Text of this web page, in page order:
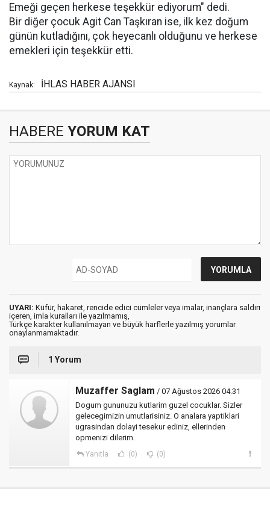
Emeği geçen herkese teşekkür ediyorum" dedi.
Bir diğer çocuk Agit Can Taşkıran ise, ilk kez doğum
günün kutladığını, çok heyecanlı olduğunu ve herkese
emekleri için teşekkür etti.
Kaynak: İHLAS HABER AJANSI
HABERE YORUM KAT
UYARI: Küfür, hakaret, rencide edici cümleler veya imalar, inançlara saldırı
içeren, imla kuralları ile yazılmamış,
Türkçe karakter kullanılmayan ve büyük harflerle yazılmış yorumlar
onaylanmamaktadır.
1 Yorum
Muzaffer Saglam / 07 Ağustos 2026 04:31
Dogum gununuzu kutlarim guzel cocuklar. Sizler
gelecegimizin umutlarisiniz. O analara yaptiklari
ugrasindan dolayi tesekur ediniz, ellerinden
opmenizi dilerim.
Yanıtla (0) (0)